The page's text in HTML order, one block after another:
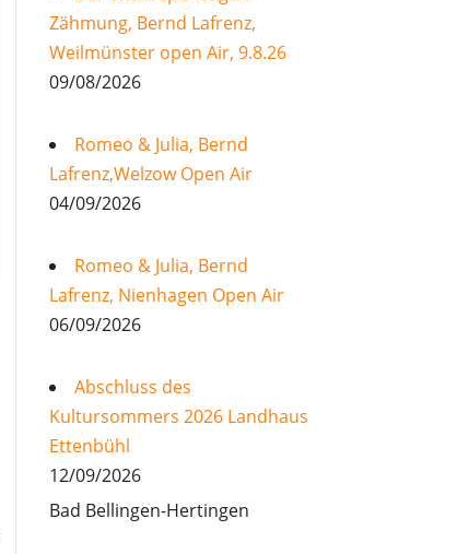
Zähmung, Bernd Lafrenz,
Weilmünster open Air, 9.8.26
09/08/2026
Romeo & Julia, Bernd
Lafrenz,Welzow Open Air
04/09/2026
Romeo & Julia, Bernd
Lafrenz, Nienhagen Open Air
06/09/2026
Abschluss des
Kultursommers 2026 Landhaus
Ettenbühl
12/09/2026
Bad Bellingen-Hertingen